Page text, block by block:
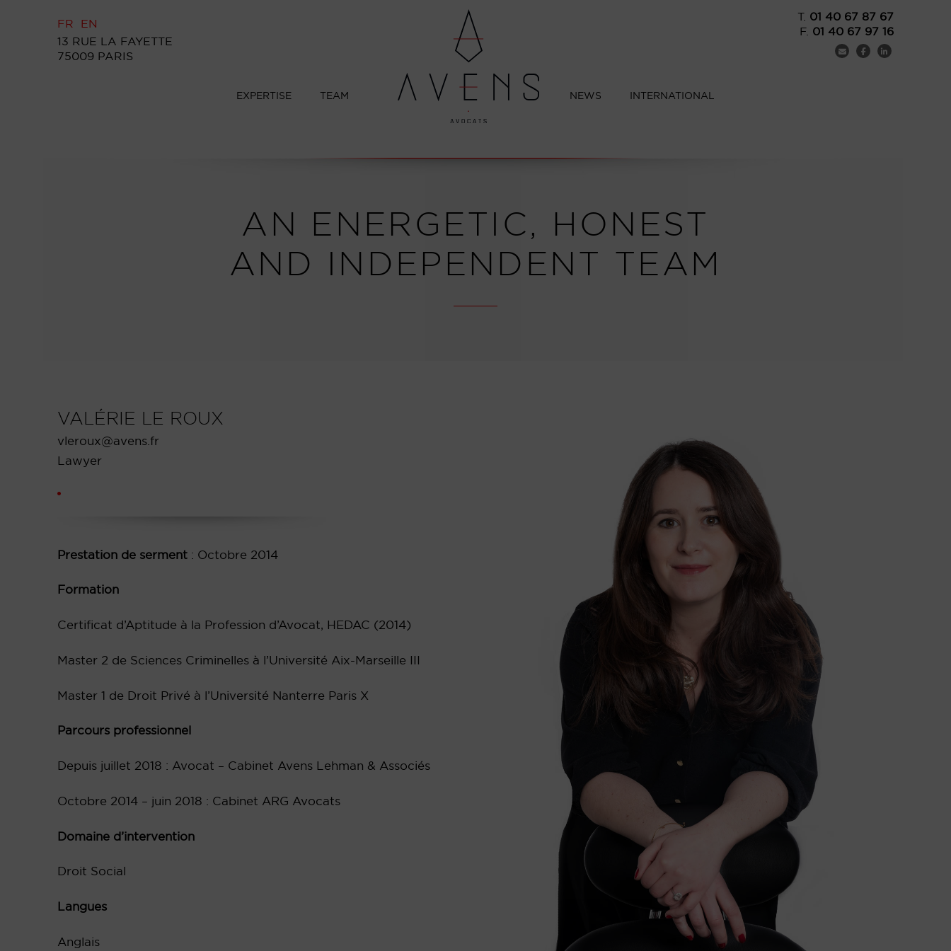
FR
EN
13 RUE LA FAYETTE
75009 PARIS
T. 01 40 67 87 67
F. 01 40 67 97 16
EXPERTISE TEAM NEWS INTERNATIONAL
AN ENERGETIC, HONEST
AND INDEPENDENT TEAM
VALÉRIE LE ROUX
vleroux@avens.fr
Lawyer
Prestation de serment: Octobre 2014
Formation
Certificat d’Aptitude à la Profession d’Avocat, HEDAC (2014)
Master 2 de Sciences Criminelles à l’Université Aix-Marseille III
Master 1 de Droit Privé à l’Université Nanterre Paris X
Parcours professionnel
Depuis juillet 2018 : Avocat – Cabinet Avens Lehman & Associés
Octobre 2014 – juin 2018 : Cabinet ARG Avocats
Domaine d’intervention
Droit Social
Langues
Anglais